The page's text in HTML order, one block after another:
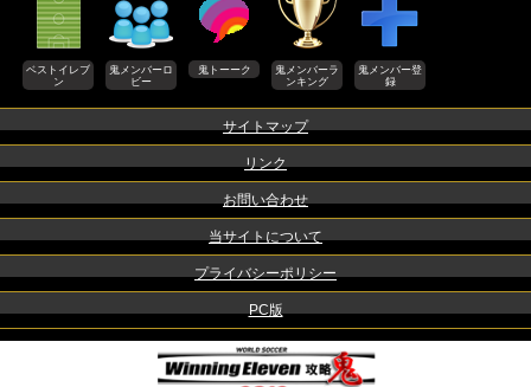
ベストイレブ
ン
鬼メンバーロ
ビー
鬼トーーク
鬼メンバーラ
ンキング
鬼メンバー登
録
サイトマップ
リンク
お問い合わせ
当サイトについて
プライバシーポリシー
PC版